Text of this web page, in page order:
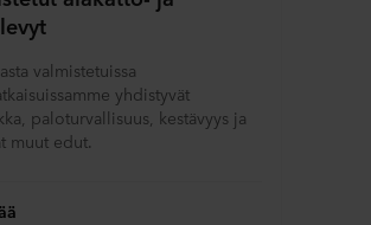
valmistetuissa
yhdistyvät
paloturvallisuus, kestävyys ja
muut edut.